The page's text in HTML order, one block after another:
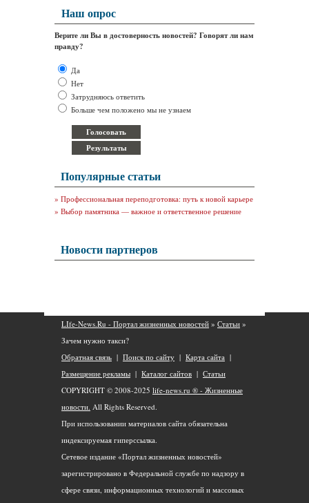
Наш опрос
Верите ли Вы в достоверность новостей? Говорят ли нам
правду?
Да
Нет
Затрудняюсь ответить
Больше чем положено мы не узнаем
Популярные статьи
» Профессиональная переподготовка: путь к новой карьере
» Выбор памятника — важное и ответственное решение
Новости партнеров
LIfe-News.Ru - Портал жизненных новостей » Статьи »
Зачем нужно такси?
Обратная связь | Поиск по сайту | Карта сайта |
Размещение рекламы | Каталог сайтов | Статьи
COPYRIGHT © 2008-2025 life-news.ru ® - Жизненные
новости. All Rights Reserved.
При использовании материалов сайта обязательна
индексируемая гиперссылка.
Сетевое издание «Портал жизненных новостей»
зарегистрировано в Федеральной службе по надзору в
сфере связи, информационных технологий и массовых